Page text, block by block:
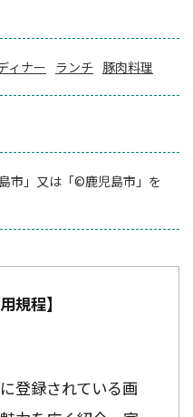
ィナー ランチ 豚肉料理
市」又は「©鹿児島市」を
規程】
登録されている画